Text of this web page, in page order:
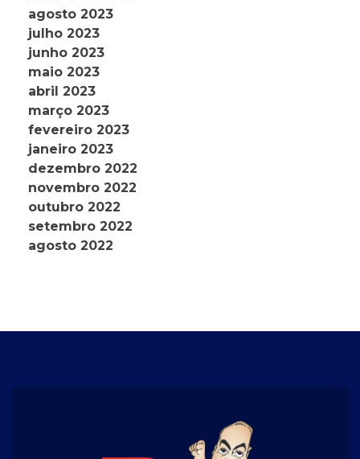
agosto 2023
julho 2023
junho 2023
maio 2023
abril 2023
março 2023
fevereiro 2023
janeiro 2023
dezembro 2022
novembro 2022
outubro 2022
setembro 2022
agosto 2022